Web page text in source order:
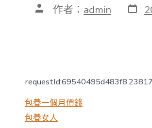
文 作者： admin 發
表
包養一個月價錢
包養女人